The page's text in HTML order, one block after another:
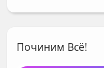
Починим Всё!